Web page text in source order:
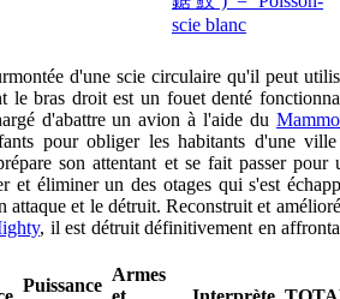
scie blanc
d'une scie circulaire qu'il peut
le bras droit est un fouet denté
d'abattre un avion à l'aide du
pour obliger les habitants d'une
son attentant et se fait passer pour
et éliminer un des otages qui s'est
attaque et le détruit. Reconstruit et
, il est détruit définitivement en
Puissance
Armes